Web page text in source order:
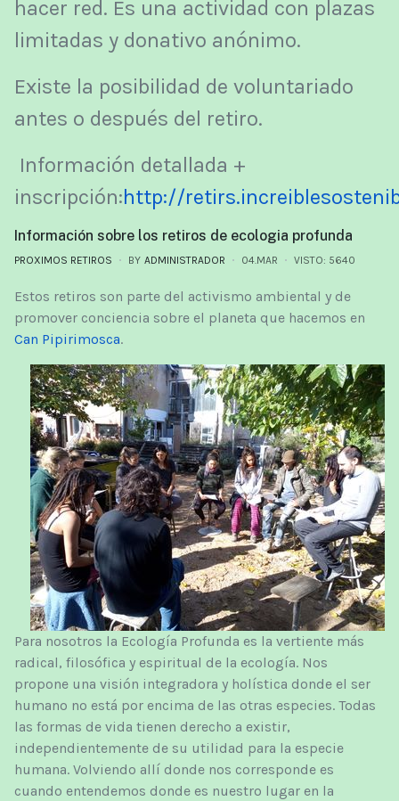
hacer red. Es una actividad con plazas
limitadas y donativo anónimo.
Existe la posibilidad de voluntariado
antes o después del retiro.
Información detallada +
inscripción:http://
Información sobre los retiros de ecologia profunda
PROXIMOS RETIROS BY ADMINISTRADOR 04.MAR VISTO: 5640
Estos retiros son parte del activismo ambiental y de
promover conciencia sobre el planeta que hacemos en
Can Pipirimosca.
Para nosotros la Ecología Profunda es la vertiente más
radical, filosófica y espiritual de la ecología. Nos
propone una visión integradora y holística donde el ser
humano no está por encima de las otras especies. Todas
las formas de vida tienen derecho a existir,
independientemente de su utilidad para la especie
humana. Volviendo allí donde nos corresponde es
cuando entendemos donde es nuestro lugar en la